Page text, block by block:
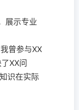
展示专业
曾参与XX
XX问
识在实际